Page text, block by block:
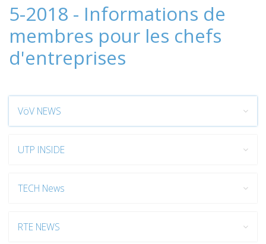
5-2018 - Informations de
membres pour les chefs
d'entreprises
VöV NEWS
UTP INSIDE
TECH News
RTE NEWS